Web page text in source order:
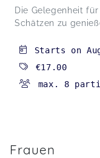
Die Gelegenheit
Schätzen zu
Starts on
€17.00
max. 8
Frauen